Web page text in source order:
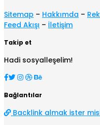
Sitemap – Hakkımda –
Feed Akışı – İletişim
Takip et
Hadi sosyalleşelim!
Bağlantılar
Backlink almak ister